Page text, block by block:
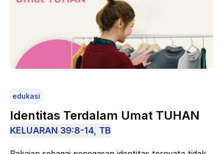
edukasi
Identitas Terdalam Umat TUHAN
KELUARAN 39:8-14, TB